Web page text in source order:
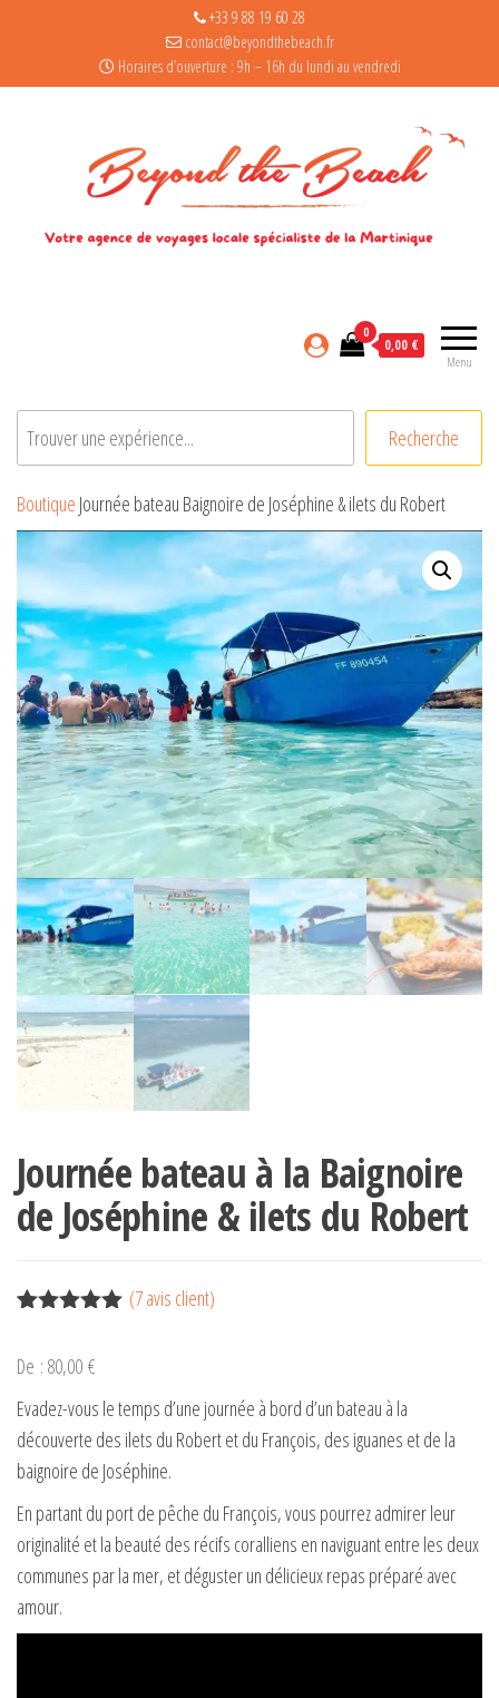
+33 9 88 19 60 28
contact@beyondthebeach.fr
Horaires d’ouverture : 9h – 16h du lundi au vendredi
Menu
0
0,00 €
Recherche
Boutique Journée bateau Baignoire de Joséphine & ilets du Robert
Journée bateau à la Baignoire
de Joséphine & ilets du Robert
basé sur
client
(7avis client)
De : 80,00 €
Evadez-vous le temps d’une journée à bord d’un bateau à la
découverte des ilets du Robert et du François, des iguanes et de la
baignoire de Joséphine.
En partant du port de pêche du François, vous pourrez admirer leur
originalité et la beauté des récifs coralliens en naviguant entre les deux
communes par la mer, et déguster un délicieux repas préparé avec
amour.